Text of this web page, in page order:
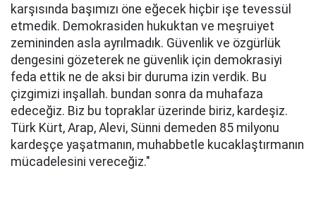
karşısında başımızı öne eğecek hiçbir işe tevessül
etmedik. Demokrasiden hukuktan ve meşruiyet
zemininden asla ayrılmadık. Güvenlik ve özgürlük
dengesini gözeterek ne güvenlik için demokrasiyi
feda ettik ne de aksi bir duruma izin verdik. Bu
çizgimizi inşallah. bundan sonra da muhafaza
edeceğiz. Biz bu topraklar üzerinde biriz, kardeşiz.
Türk Kürt, Arap, Alevi, Sünni demeden 85 milyonu
kardeşçe yaşatmanın, muhabbetle kucaklaştırmanın
mücadelesini vereceğiz."